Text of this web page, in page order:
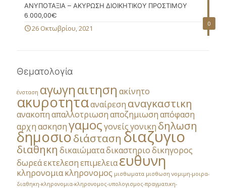
0
ΑΝΥΠΟΤΑΞΙΑ – ΑΚΥΡΩΣΗ ΔΙΟΙΚΗΤΙΚΟΥ ΠΡΟΣΤΙΜΟΥ
6.000,00€
26 Οκτωβρίου, 2021
Θεματολογία
ένσταση αγωγηαιτηση ακίνητο
ακυροτητααναίρεση αναγκαστικη
ανακοπηαπαλλοτριωσηαποζημιωσηαπόφαση
αρχηασκησηγαμοςγονείςγονικη δηλωση
δημοσιοδιάσταση διαζυγιο
διαθηκη δικαιώματαδικαστηριοδικηγορος
δωρεάεκτελεσηεπιμελειαευθυνη
κληρονομιακληρονομος μισθωματα μισθωση νομιμη-μοιρα-
διαθηκη-κληρονομια-κληρονομος-υπολογισμος-πραγματικη-